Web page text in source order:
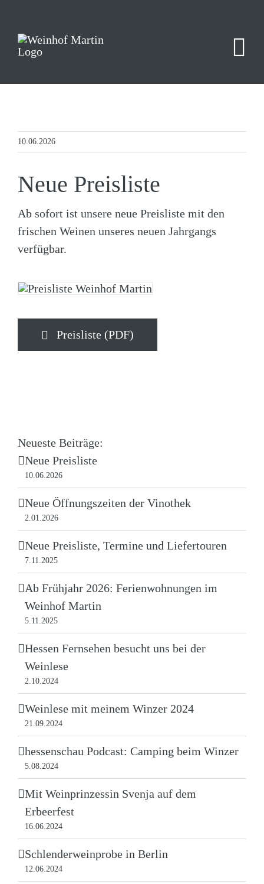
springen
10.06.2026
Neue Preisliste
Ab sofort ist unsere neue Preisliste mit den
frischen Weinen unseres neuen Jahrgangs
verfügbar.
Preisliste (PDF)
Neueste Beiträge:
Neue Preisliste
10.06.2026
Neue Öffnungszeiten der Vinothek
2.01.2026
Neue Preisliste, Termine und Liefertouren
7.11.2025
Ab Frühjahr 2026: Ferienwohnungen im
Weinhof Martin
5.11.2025
Hessen Fernsehen besucht uns bei der
Weinlese
2.10.2024
Weinlese mit meinem Winzer 2024
21.09.2024
hessenschau Podcast: Camping beim Winzer
5.08.2024
Mit Weinprinzessin Svenja auf dem
Erbeerfest
16.06.2024
Schlenderweinprobe in Berlin
12.06.2024